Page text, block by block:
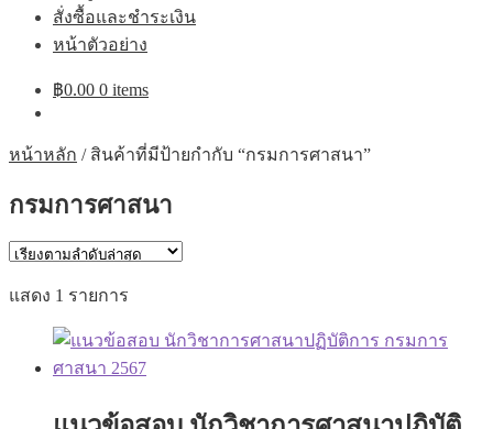
สั่งซื้อและชำระเงิน
หน้าตัวอย่าง
฿0.00 0 items
หน้าหลัก / สินค้าที่มีป้ายกำกับ “กรมการศาสนา”
กรมการศาสนา
แสดง 1 รายการ